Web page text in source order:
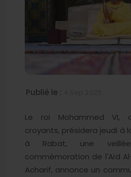
Publié le :
Le roi Mohammed VI,
croyants, présidera jeudi à
à Rabat, une
commémoration de l'Aïd
Acharif, annonce un